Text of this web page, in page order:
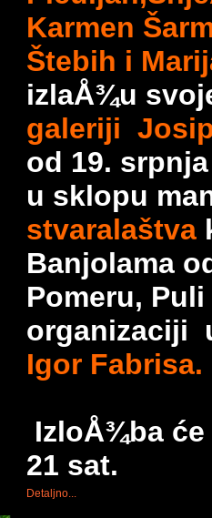
Karmen
Štebih i
izlaÅ¾u
galeriji
od 19.
u sklopu
stvaralaštva
Banjolama
Pomeru,
organizaciji
Igor Fabrisa.
IzloÅ¾ba
21 sat.
Detaljno...